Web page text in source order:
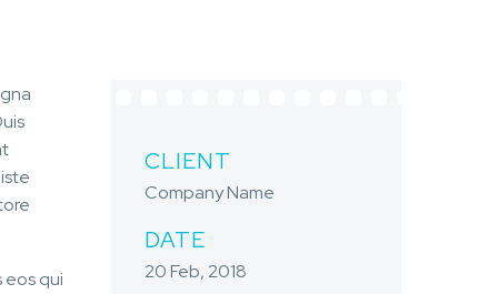
qui
CLIENT
Company Name
DATE
20 Feb, 2018